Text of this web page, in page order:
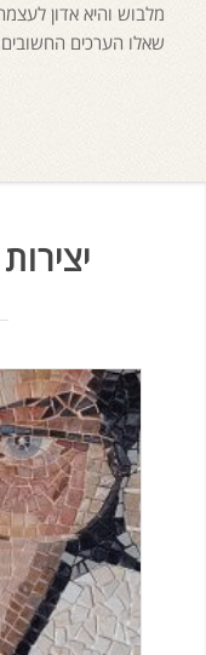
מלבוש והיא אדון
שאלו הערכים